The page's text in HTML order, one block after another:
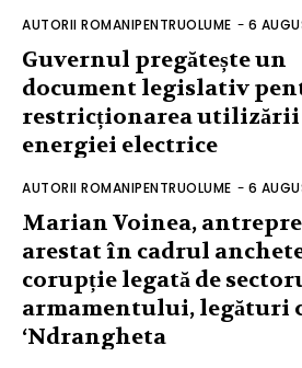
AUTORII ROMANIPENTRUOLUME - 6
Guvernul pregătește un
document legislativ
restricționarea utilizării
energiei electrice
AUTORII ROMANIPENTRUOLUME - 6
Marian Voinea,
arestat în cadrul
corupție legată de
armamentului, legături
‘Ndrangheta